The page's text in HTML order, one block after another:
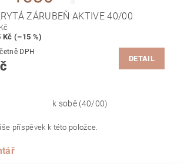
ZÁRUBEŇ AKTIVE 40/00
Kč (–15 %)
633,18 Kč včetně DPH
DETAIL
k sobě (40/00)
příspěvek k této položce.